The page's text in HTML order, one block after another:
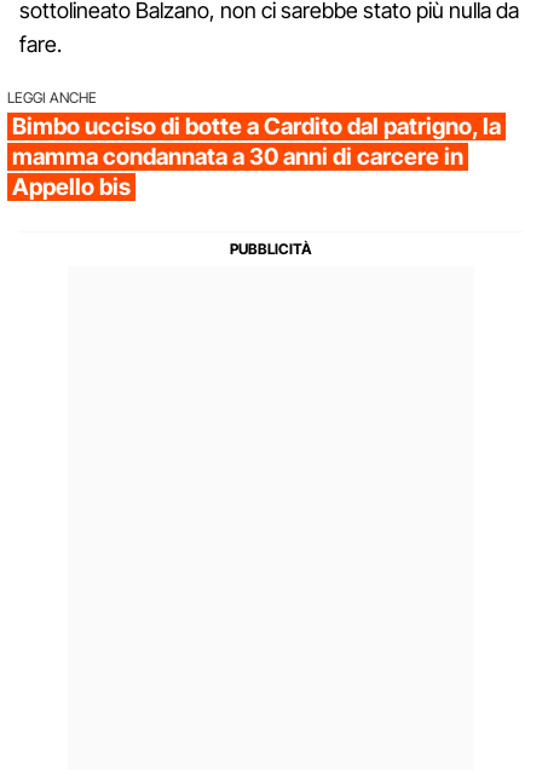
sottolineato Balzano, non ci sarebbe stato più nulla da
fare.
LEGGI ANCHE
Bimbo ucciso di botte a Cardito dal patrigno, la
mamma condannata a 30 anni di carcere in
Appello bis